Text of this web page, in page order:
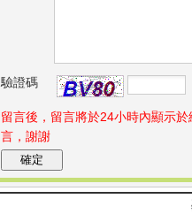
驗證碼
留言後，留言將於24小時內顯示
言，謝謝